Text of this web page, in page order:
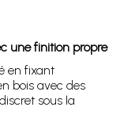
une finition propre
en fixant
bois avec des
sous la